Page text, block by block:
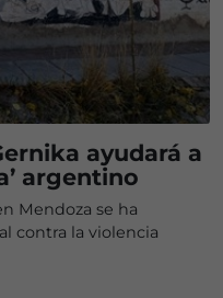
ayudará a
argentino
Mendoza se ha
contra la violencia